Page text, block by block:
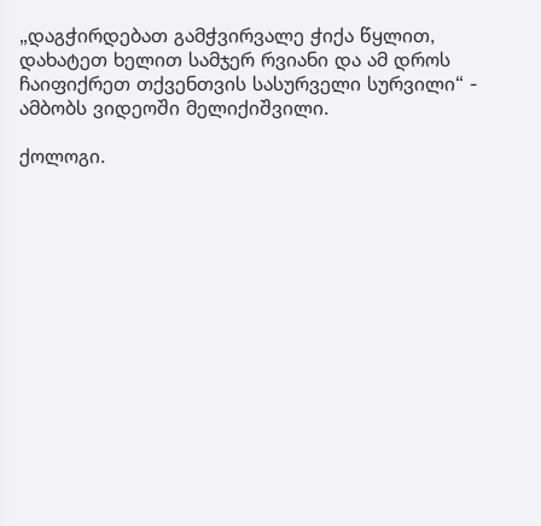
„დაგჭირდებათ გამჭვირვალე ჭიქა წყლით,
დახატეთ ხელით სამჯერ რვიანი და ამ დროს
ჩაიფიქრეთ თქვენთვის სასურველი სურვილი“ -
ამბობს ვიდეოში მელიქიშვილი.
ქოლოგი.